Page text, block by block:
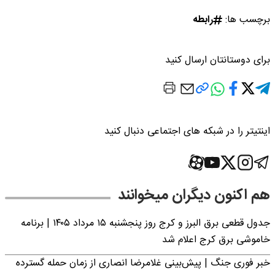
برچسب ها: رابطه
برای دوستانتان ارسال کنید
اینتیتر را در شبکه های اجتماعی دنبال کنید
هم اکنون دیگران میخوانند
جدول قطعی برق البرز و کرج روز پنجشنبه ۱۵ مرداد ۱۴۰۵ | برنامه
خاموشی برق کرج اعلام شد
خبر فوری جنگ | پیش‌بینی غلامرضا انصاری از زمان حمله گسترده